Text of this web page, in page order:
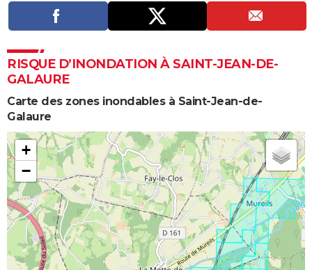
RISQUE D’INONDATION À SAINT-JEAN-DE-
GALAURE
Carte des zones inondables à Saint-Jean-de-
Galaure
+
−